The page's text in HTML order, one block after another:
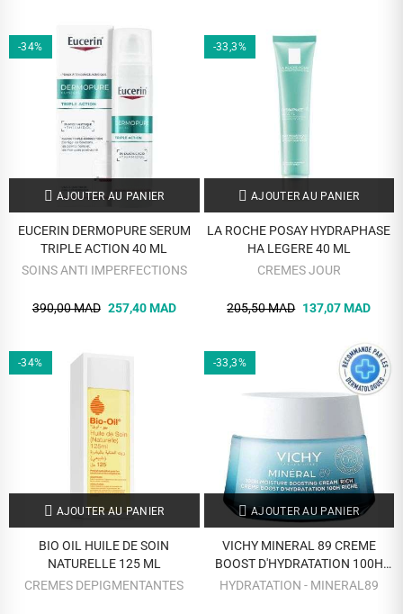
-34%
AJOUTER AU PANIER
EUCERIN DERMOPURE SERUM
TRIPLE ACTION 40 ML
SOINS ANTI IMPERFECTIONS
390,00 MAD 257,40 MAD
-33,3%
AJOUTER AU PANIER
LA ROCHE POSAY HYDRAPHASE
HA LEGERE 40 ML
CREMES JOUR
205,50 MAD 137,07 MAD
-34%
AJOUTER AU PANIER
BIO OIL HUILE DE SOIN
NATURELLE 125 ML
CREMES DEPIGMENTANTES
-33,3%
AJOUTER AU PANIER
VICHY MINERAL 89 CREME
BOOST D'HYDRATATION 100H
RICHE 50 ML
HYDRATATION - MINERAL89